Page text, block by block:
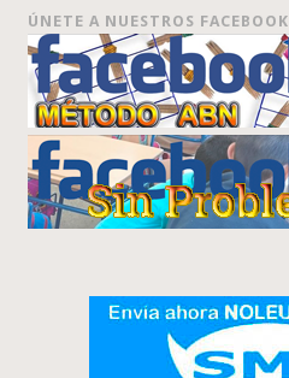
ÚNETE A NUESTROS FACEBOOK